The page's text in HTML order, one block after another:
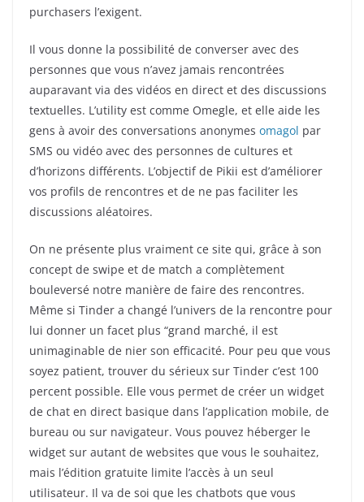
purchasers l’exigent.
Il vous donne la possibilité de converser avec des
personnes que vous n’avez jamais rencontrées
auparavant via des vidéos en direct et des discussions
textuelles. L’utility est comme Omegle, et elle aide les
gens à avoir des conversations anonymes omagol par
SMS ou vidéo avec des personnes de cultures et
d’horizons différents. L’objectif de Pikii est d’améliorer
vos profils de rencontres et de ne pas faciliter les
discussions aléatoires.
On ne présente plus vraiment ce site qui, grâce à son
concept de swipe et de match a complètement
bouleversé notre manière de faire des rencontres.
Même si Tinder a changé l’univers de la rencontre pour
lui donner un facet plus “grand marché, il est
unimaginable de nier son efficacité. Pour peu que vous
soyez patient, trouver du sérieux sur Tinder c’est 100
percent possible. Elle vous permet de créer un widget
de chat en direct basique dans l’application mobile, de
bureau ou sur navigateur. Vous pouvez héberger le
widget sur autant de websites que vous le souhaitez,
mais l’édition gratuite limite l’accès à un seul
utilisateur. Il va de soi que les chatbots que vous